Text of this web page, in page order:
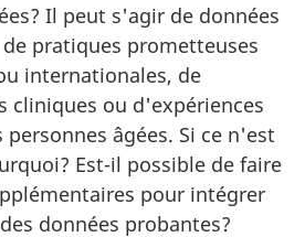
Il peut s'agir de données
pratiques prometteuses
internationales, de
cliniques ou d'expériences
personnes âgées. Si ce n'est
Est-il possible de faire
pour intégrer
données probantes?